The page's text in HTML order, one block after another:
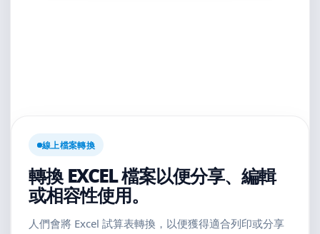
線上檔案轉換
轉換 EXCEL 檔案以便分享、編輯
或相容性使用。
人們會將 Excel 試算表轉換，以便獲得適合列印或分享